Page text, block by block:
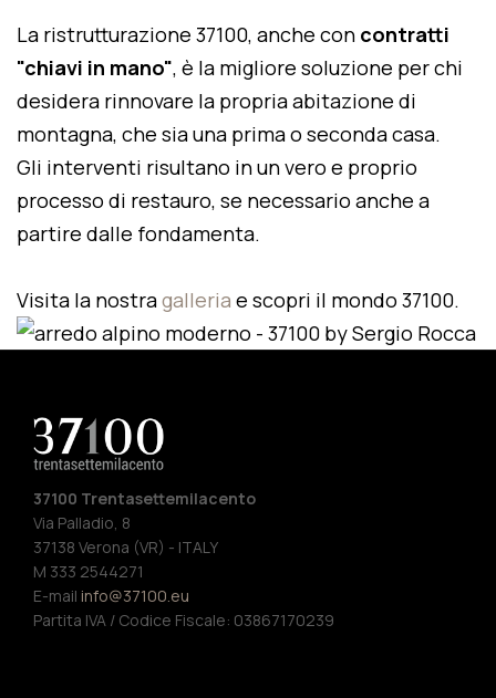
La ristrutturazione 37100, anche con contratti
"chiavi in mano", è la migliore soluzione per chi
desidera rinnovare la propria abitazione di
montagna, che sia una prima o seconda casa.
Gli interventi risultano in un vero e proprio
processo di restauro, se necessario anche a
partire dalle fondamenta.
Visita la nostragalleria e scopri il mondo 37100.
37100 Trentasettemilacento
Via Palladio, 8
37138 Verona (VR) - ITALY
M 333 2544271
E-mail info@37100.eu
Partita IVA / Codice Fiscale: 03867170239